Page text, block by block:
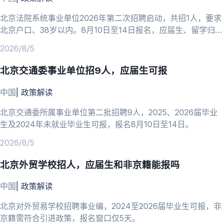
北京法院系统事业单位2026年第二次招聘启动，共招1人，要求
北京户口、38岁以内。8月10日至14日报名，应届生、留学归国
2026/8/5
北京交通委事业单位招9人，应届生可报
中国 政策解读
北京交通委所属事业单位第二批招聘9人，2025、2026届毕业
生及2024年未就业毕业生可报，报名8月10日至14日。
2026/8/5
北京外贸学校招人，应届生和非京籍能报吗
中国 政策解读
北京对外贸易学校招聘事业编，2024至2026届毕业生可报，非
京籍需符合引进政策，报名窗口仅5天。